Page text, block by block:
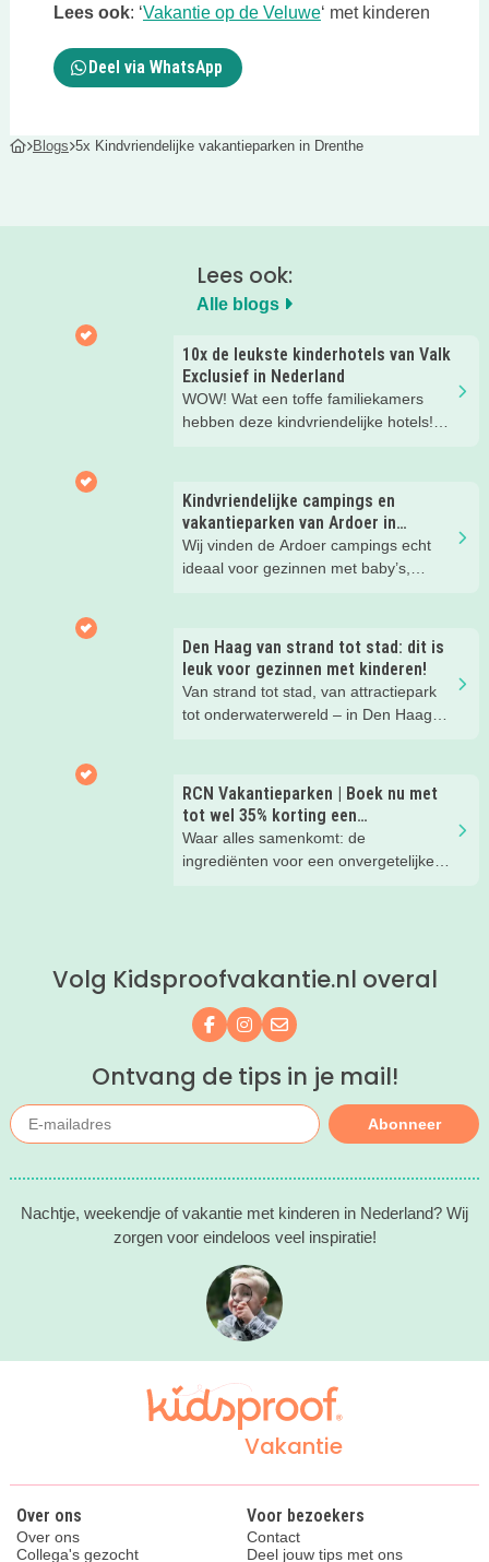
Lees ook: ‘Vakantie op de VeluweDeze link opent in
‘ met kinderen
Deel via WhatsApp
Blogs 5x Kindvriendelijke vakantieparken in Drenthe
Lees ook:
Alle blogs
10x de leukste kinderhotels van Valk
Exclusief in Nederland
WOW! Wat een toffe familiekamers
hebben deze kindvriendelijke hotels!
kinderhotels van Valk Exclusief en
boek een heerlijk nachtje weg met je
kind(eren).
Kindvriendelijke campings en
vakantieparken van Ardoer in
Nederland
Wij vinden de Ardoer campings echt
ideaal voor gezinnen met baby’s,
Den Haag van strand tot stad: dit is
leuk voor gezinnen met kinderen!
Van strand tot stad, van attractiepark
tot onderwaterwereld – in Den Haag
ontspannen met een lekkere lunch op
het strand en een duik in zee. Heerlijk!
RCN Vakantieparken | Boek nu met
tot wel 35% korting een
zomervakantie!
Waar alles samenkomt: de
ingrediënten voor een onvergetelijke
Volg Kidsproofvakantie.nl overal
Volg ons op Facebook
Volg ons op Instagram
Mail ons
Ontvang de tips in je mail!
Abonneer
Nachtje, weekendje of vakantie met kinderen in Nederland? Wij
zorgen voor eindeloos veel inspiratie!
Vakantie
Over ons
Over ons
Collega's gezocht
Voor bezoekers
Contact
Deel jouw tips met ons